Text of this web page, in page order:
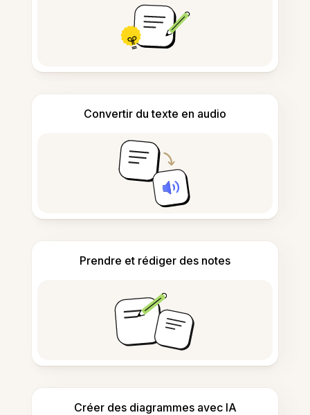
Convertir du texte en audio
Prendre et rédiger des notes
Créer des diagrammes avec IA